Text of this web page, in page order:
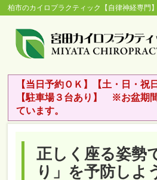
柏市のカイロプラクティック【自律神経専門
【当日予約ＯＫ】【土・日・祝
【駐車場３台あり】 ※お盆期
ています。
正しく座る姿勢
り」を予防しよ